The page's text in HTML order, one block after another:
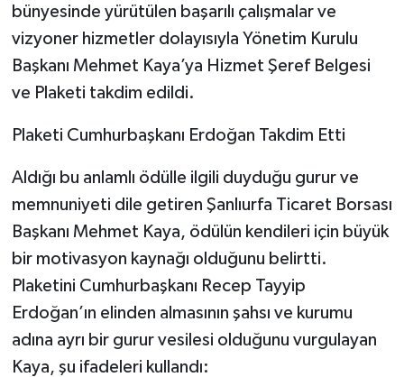
bünyesinde yürütülen başarılı çalışmalar ve
vizyoner hizmetler dolayısıyla Yönetim Kurulu
Başkanı Mehmet Kaya’ya Hizmet Şeref Belgesi
ve Plaketi takdim edildi.
Plaketi Cumhurbaşkanı Erdoğan Takdim Etti
Aldığı bu anlamlı ödülle ilgili duyduğu gurur ve
memnuniyeti dile getiren Şanlıurfa Ticaret Borsası
Başkanı Mehmet Kaya, ödülün kendileri için büyük
bir motivasyon kaynağı olduğunu belirtti.
Plaketini Cumhurbaşkanı Recep Tayyip
Erdoğan’ın elinden almasının şahsı ve kurumu
adına ayrı bir gurur vesilesi olduğunu vurgulayan
Kaya, şu ifadeleri kullandı: